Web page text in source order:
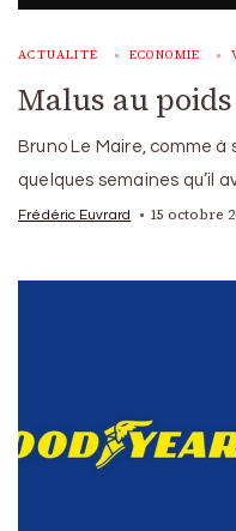
ACTUALITÉ ECONOMIE
Malus au
Bruno Le Maire, comme
quelques semaines qu’il
Frédéric Euvrard 15 octobre